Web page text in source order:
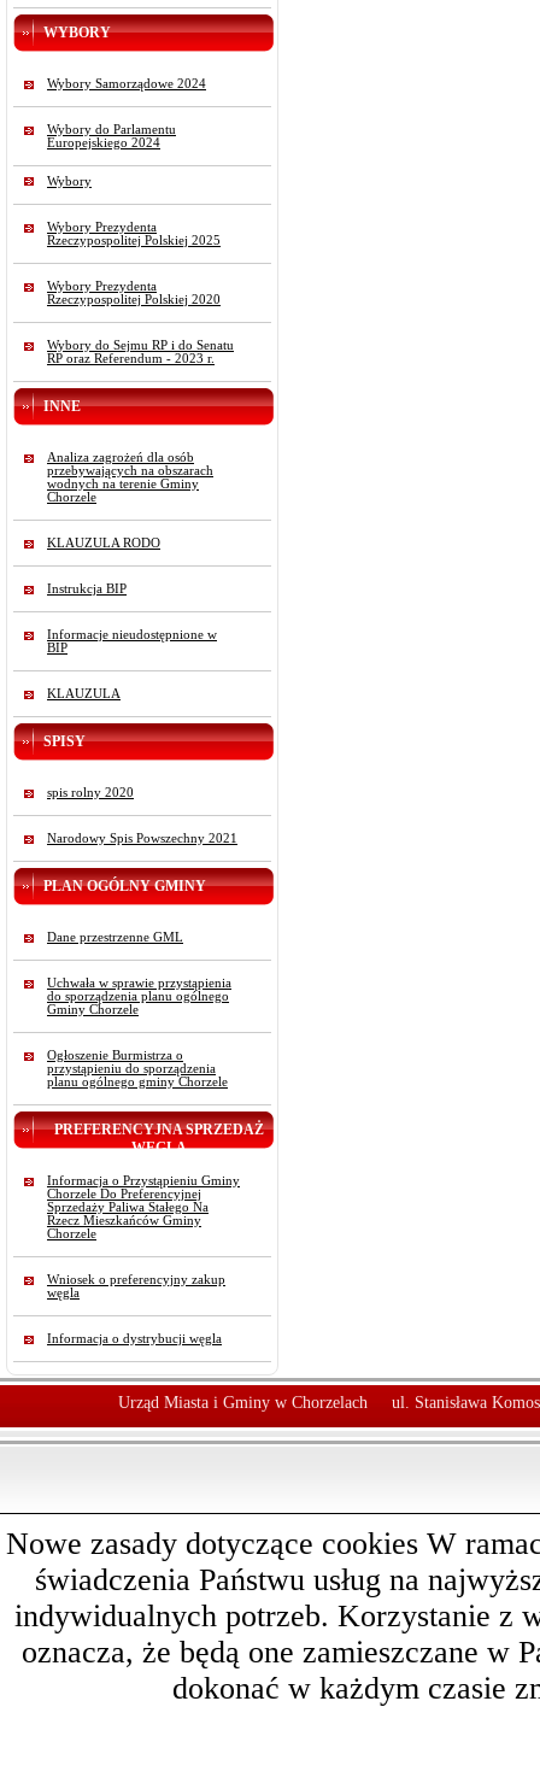
WYBORY
Wybory Samorządowe 2024
Wybory do Parlamentu
Europejskiego 2024
Wybory
Wybory Prezydenta
Rzeczypospolitej Polskiej 2025
Wybory Prezydenta
Rzeczypospolitej Polskiej 2020
Wybory do Sejmu RP i do Senatu
RP oraz Referendum - 2023 r.
INNE
Analiza zagrożeń dla osób
przebywających na obszarach
wodnych na terenie Gminy
Chorzele
KLAUZULA RODO
Instrukcja BIP
Informacje nieudostępnione w
BIP
KLAUZULA
SPISY
spis rolny 2020
Narodowy Spis Powszechny 2021
PLAN OGÓLNY GMINY
Dane przestrzenne GML
Uchwała w sprawie przystąpienia
do sporządzenia planu ogólnego
Gminy Chorzele
Ogłoszenie Burmistrza o
przystąpieniu do sporządzenia
planu ogólnego gminy Chorzele
PREFERENCYJNA SPRZEDAŻ
WĘGLA
Informacja o Przystąpieniu Gminy
Chorzele Do Preferencyjnej
Sprzedaży Paliwa Stałego Na
Rzecz Mieszkańców Gminy
Chorzele
Wniosek o preferencyjny zakup
węgla
Informacja o dystrybucji węgla
Urząd Miasta i Gminy w Chorzelach ul. Stanisława
Nowe zasady dotyczące cookies W
świadczenia Państwu usług na
indywidualnych potrzeb. Korzystanie z
oznacza, że będą one zamieszczane w
dokonać w każdym czasie